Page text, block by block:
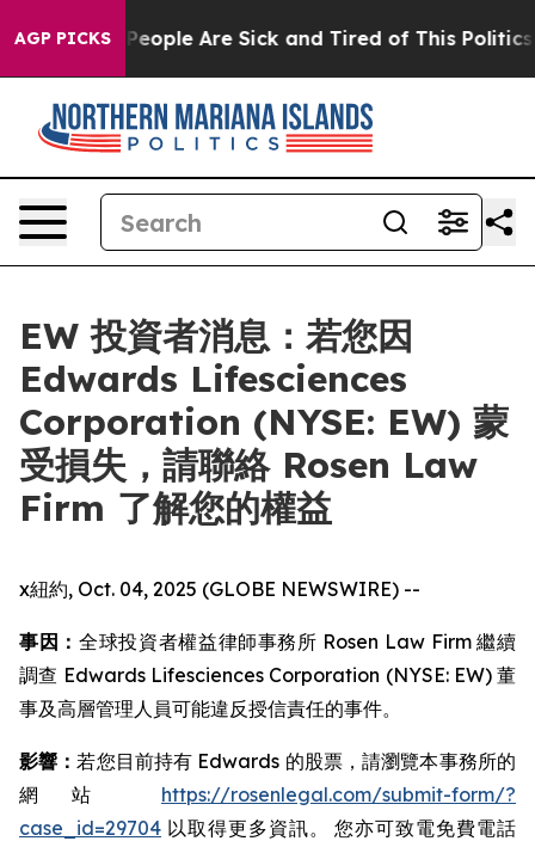
AGP PICKS
Win: “People Are Sick and Tired of This Politics
EW 投資者消息：若您因
Edwards Lifesciences
Corporation (NYSE: EW) 蒙
受損失，請聯絡 Rosen Law
Firm 了解您的權益
x紐約, Oct. 04, 2025 (GLOBE NEWSWIRE) --
事因： 全球投資者權益律師事務所 Rosen Law Firm 繼續
調查 Edwards Lifesciences Corporation (NYSE: EW) 董
事及高層管理人員可能違反授信責任的事件。
影響：若您目前持有 Edwards 的股票，請瀏覽本事務所的
網站 https://rosenlegal.com/submit-form/?
case_id=29704 以取得更多資訊。 您亦可致電免費電話